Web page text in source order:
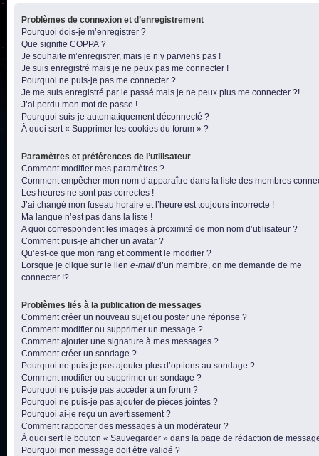
Problèmes de connexion et d’enregistrement
Pourquoi dois-je m’enregistrer ?
Que signifie COPPA ?
Je souhaite m’enregistrer, mais je n’y parviens pas !
Je suis enregistré mais je ne peux pas me connecter !
Pourquoi ne puis-je pas me connecter ?
Je me suis enregistré par le passé mais je ne peux plus me connecter ?!
J’ai perdu mon mot de passe !
Pourquoi suis-je automatiquement déconnecté ?
À quoi sert « Supprimer les cookies du forum » ?
Paramètres et préférences de l’utilisateur
Comment modifier mes paramètres ?
Comment empêcher mon nom d’apparaître dans la liste des membres
Les heures ne sont pas correctes !
J’ai changé mon fuseau horaire et l’heure est toujours incorrecte !
Ma langue n’est pas dans la liste !
A quoi correspondent les images à proximité de mon nom d’utilisateur ?
Comment puis-je afficher un avatar ?
Qu’est-ce que mon rang et comment le modifier ?
Lorsque je clique sur le lien e-mail d’un membre, on me demande de me
connecter !?
Problèmes liés à la publication de messages
Comment créer un nouveau sujet ou poster une réponse ?
Comment modifier ou supprimer un message ?
Comment ajouter une signature à mes messages ?
Comment créer un sondage ?
Pourquoi ne puis-je pas ajouter plus d’options au sondage ?
Comment modifier ou supprimer un sondage ?
Pourquoi ne puis-je pas accéder à un forum ?
Pourquoi ne puis-je pas ajouter de pièces jointes ?
Pourquoi ai-je reçu un avertissement ?
Comment rapporter des messages à un modérateur ?
À quoi sert le bouton « Sauvegarder » dans la page de rédaction de
Pourquoi mon message doit être validé ?